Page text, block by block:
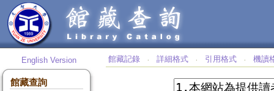
English Version
館藏查詢
館藏記錄 ‧ 詳細格式 ‧ 引用格式 ‧ 機讀